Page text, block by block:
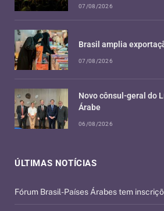
ÚLTIMAS NOTÍCIAS
Fórum Brasil-Países Árabes tem
07/08/2026
Brasil amplia
07/08/2026
Novo cônsul-geral do
Árabe
06/08/2026